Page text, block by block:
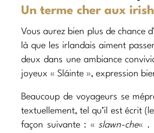
Un terme cher aux
Vous aurez bien plus de chance
là que les irlandais aiment
deux dans une ambiance
joyeux « Sláinte », expression
Beaucoup de voyageurs se
textuellement, tel qu’il est écrit
façon suivante : « slawn-che« .